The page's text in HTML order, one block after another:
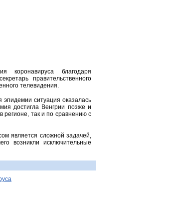
коронавируса благодаря
правительственного
телевидения.
эпидемии ситуация оказалась
достигла Венгрии позже и
регионе, так и по сравнению с
является сложной задачей,
возникли исключительные